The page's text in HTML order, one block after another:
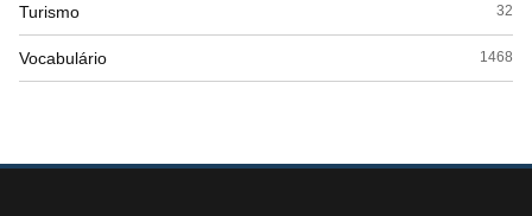
Turismo 32
Vocabulário 1468